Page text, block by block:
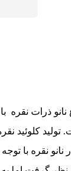
نانو ذرات
تولید کلوئید
نقره با